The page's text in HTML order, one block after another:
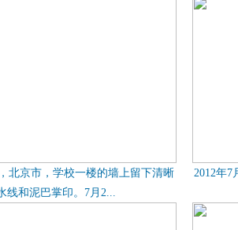
北京市，学校一楼的墙上留下清晰
线和泥巴掌印。7月2...
2012年7